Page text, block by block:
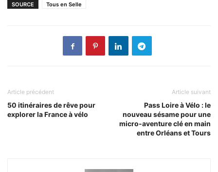
SOURCE Tous en Selle
Article précédent
50 itinéraires de rêve pour
explorer la France à vélo
Article suivant
Pass Loire à Vélo : le
nouveau sésame pour une
micro‑aventure clé en main
entre Orléans et Tours